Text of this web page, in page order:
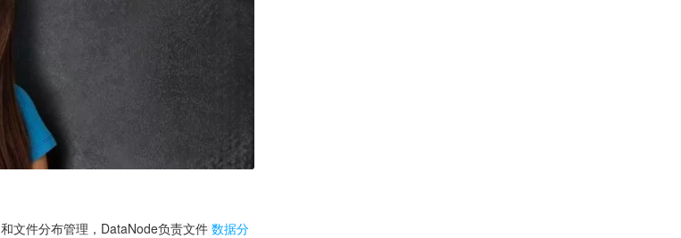
和文件分布管理，DataNode负责文件 数据分